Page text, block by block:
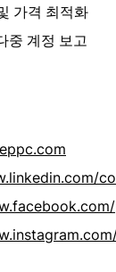
가격 최적화
중 계정 보고